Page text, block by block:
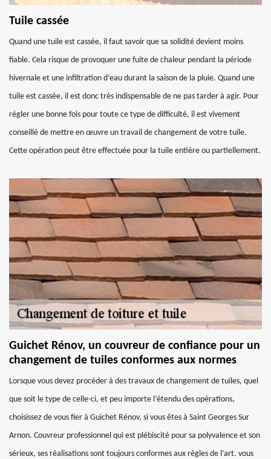
Tuile cassée
Quand une tuile est cassée, il faut savoir que sa solidité devient moins
fiable. Cela risque de provoquer une fuite de chaleur pendant la période
hivernale et une infiltration d’eau durant la saison de la pluie. Quand une
tuile est cassée, il est donc très indispensable de ne pas tarder à agir. Pour
régler une bonne fois pour toute ce type de difficulté, il est vivement
conseillé de mettre en œuvre un travail de changement de votre tuile.
Cette opération peut être effectuée pour la tuile entière ou partiellement.
Guichet Rénov, un couvreur de confiance pour un
changement de tuiles conformes aux normes
Lorsque vous devez procéder à des travaux de changement de tuiles, quel
que soit le type de celle-ci, et peu importe l’étendu des opérations,
choisissez de vous fier à Guichet Rénov, si vous êtes à Saint Georges Sur
Arnon. Couvreur professionnel qui est plébiscité pour sa polyvalence et son
sérieux, ses réalisations sont toujours conformes aux règles de l’art. vous